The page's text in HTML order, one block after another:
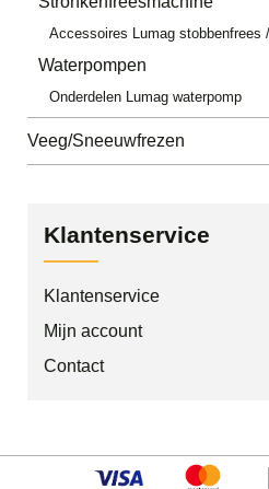
Accessoires Lumag stobbenfrees
Waterpompen
Onderdelen Lumag waterpomp
Veeg/Sneeuwfrezen
Klantenservice
Klantenservice
Mijn account
Contact